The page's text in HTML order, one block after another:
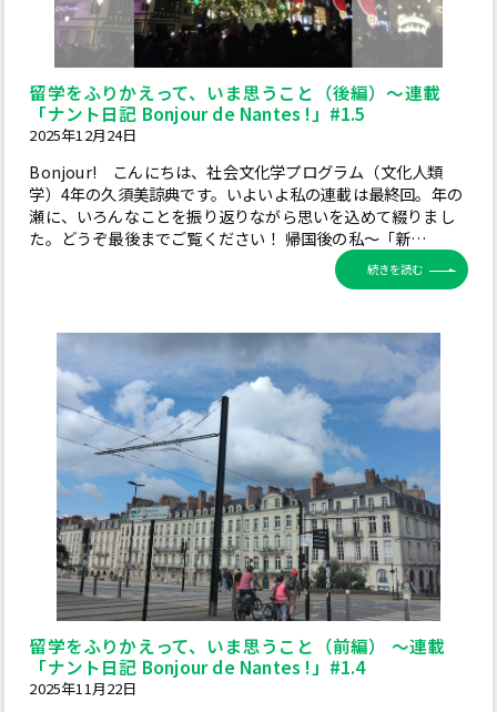
留学をふりかえって、いま思うこと（後編）～連載
「ナント日記 Bonjour de Nantes !」#1.5
2025年12月24日
Bonjour! こんにちは、社会文化学プログラム（文化人類
学）4年の久須美諒典です。いよいよ私の連載は最終回。年の
瀬に、いろんなことを振り返りながら思いを込めて綴りまし
た。どうぞ最後までご覧ください！ 帰国後の私～「新…
続きを読む
留学をふりかえって、いま思うこと（前編） ～連載
「ナント日記 Bonjour de Nantes !」#1.4
2025年11月22日